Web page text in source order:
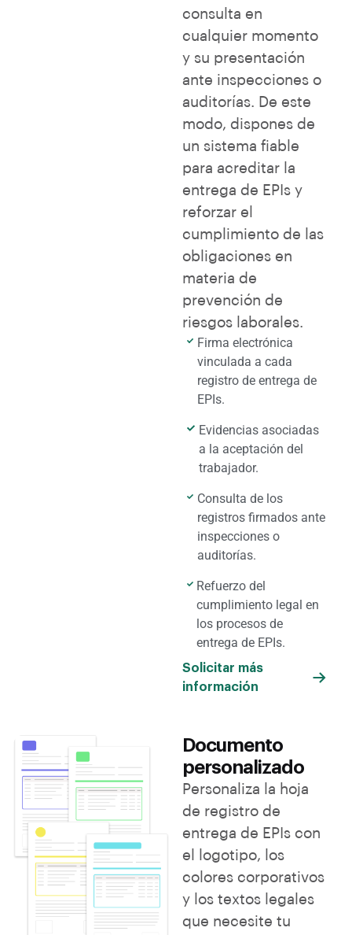
consulta en
cualquier momento
y su presentación
ante inspecciones o
auditorías. De este
modo, dispones de
un sistema fiable
para acreditar la
entrega de EPIs y
reforzar el
cumplimiento de las
obligaciones en
materia de
prevención de
riesgos laborales.
Firma electrónica
vinculada a cada
registro de entrega de
EPIs.
Evidencias asociadas
a la aceptación del
trabajador.
Consulta de los
registros firmados ante
inspecciones o
auditorías.
Refuerzo del
cumplimiento legal en
los procesos de
entrega de EPIs.
Solicitar más
información
Documento
personalizado
Personaliza la hoja
de registro de
entrega de EPIs con
el logotipo, los
colores corporativos
y los textos legales
que necesite tu